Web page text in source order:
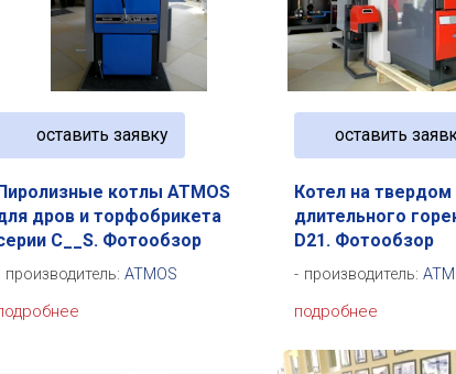
котлы ATMOS
дров и торфобрикета
C__S. Фотообзор
производитель:ATMOS
оставить заявку
Котел на твердом
длительного
D21. Фотообзор
производитель:
подробнее
оставить